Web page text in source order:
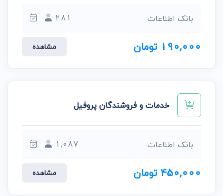
بانک اطلاعات 281
190,000 تومان مشاهده
خدمات و فروشندگان پروفیل
بانک اطلاعات 1,087
450,000 تومان مشاهده